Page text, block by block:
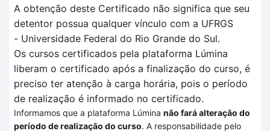
A obtenção deste Certificado não significa que seu
detentor possua qualquer vínculo com a UFRGS
- Universidade Federal do Rio Grande do Sul.
Os cursos certificados pela plataforma Lúmina
liberam o certificado após a finalização do curso, é
preciso ter atenção à carga horária, pois o período
de realização é informado no certificado.
Informamos que a plataforma Lúmina não fará alteração do
período de realização do curso. A responsabilidade pelo